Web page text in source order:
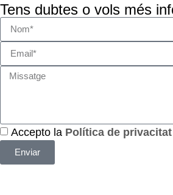
Tens dubtes o vols més
Accepto la Política de privacitat
Enviar